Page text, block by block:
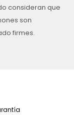
consideran que
son
firmes.